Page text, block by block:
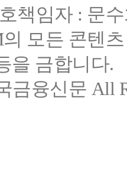
책임자 : 문
모든 콘텐
을 금합니다.
융신문 All